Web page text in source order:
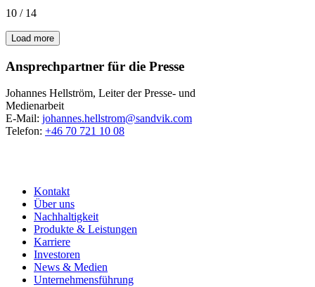
10 / 14
Load more
Ansprechpartner für die Presse
Johannes Hellström, Leiter der Presse- und
Medienarbeit
E-Mail: johannes.hellstrom@sandvik.com
Telefon: +46 70 721 10 08
Kontakt
Über uns
Nachhaltigkeit
Produkte & Leistungen
Karriere
Investoren
News & Medien
Unternehmensführung